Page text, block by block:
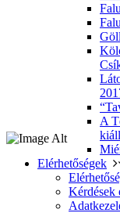
A
Elérhetőségek
Kérdések